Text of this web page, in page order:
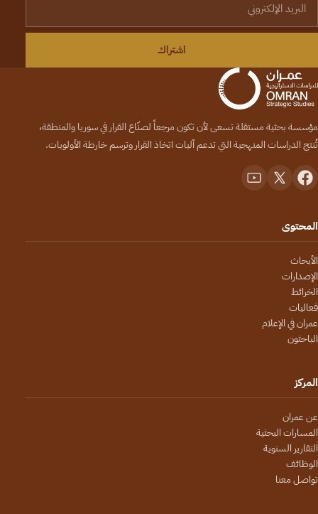
اشتراك
مؤسسة بحثية مستقلة تسعى لأن تكون مرجعاً لصنّاع القرار في سوريا والمنطقة،
تُنتج الدراسات المنهجية التي تدعم آليات اتخاذ القرار وترسم خارطة الأولويات.
المحتوى
الأبحاث
الإصدارات
الخرائط
فعاليات
عمران في الإعلام
الباحثون
المركز
عن عمران
المسارات البحثية
التقارير السنوية
الوظائف
تواصل معنا